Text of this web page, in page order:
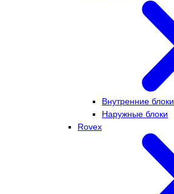
Внутренние блоки
Наружные блоки
Rovex